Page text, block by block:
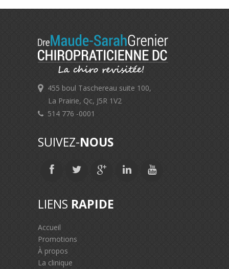
455 boul Taschereau suite 100,
La Prairie, Qc, J5R 1V2
514 776 -0001
SUIVEZ-NOUS
LIENS RAPIDE
Accueil
Promotions
À propos
La clinique